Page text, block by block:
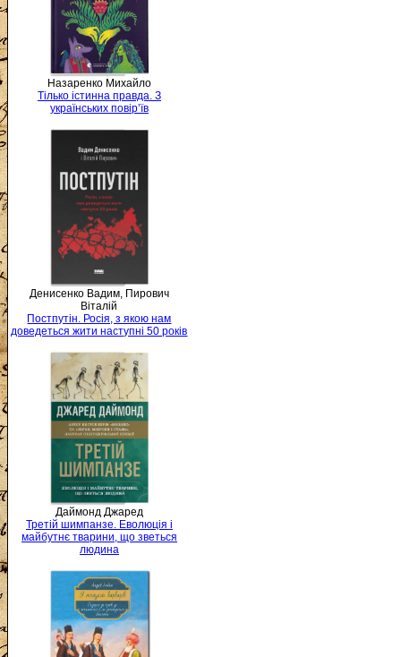
Назаренко Михайло
Тілько істинна правда. З
українських повір’їв
Денисенко Вадим, Пирович
Віталій
Постпутін. Росія, з якою нам
доведеться жити наступні 50 років
Даймонд Джаред
Третій шимпанзе. Еволюція і
майбутнє тварини, що зветься
людина